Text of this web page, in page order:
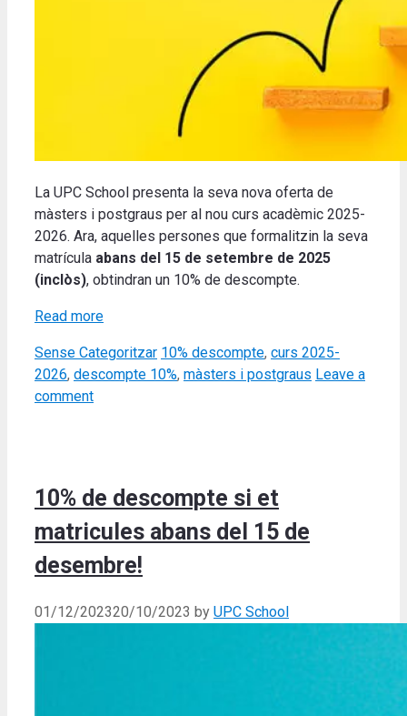
La UPC School presenta la seva nova oferta de
màsters i postgraus per al nou curs acadèmic 2025-
2026. Ara, aquelles persones que formalitzin la seva
matrícula abans del 15 de setembre de 2025
(inclòs), obtindran un 10% de descompte.
Read more
Categories
Sense Categoritzar Tags
10% descompte, curs 2025-
2026, descompte 10%, màsters i postgraus Leave a
comment
10% de descompte si et
matricules abans del 15 de
desembre!
01/12/202320/10/2023 by UPC School